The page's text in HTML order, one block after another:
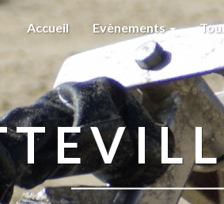
Accueil Evènements